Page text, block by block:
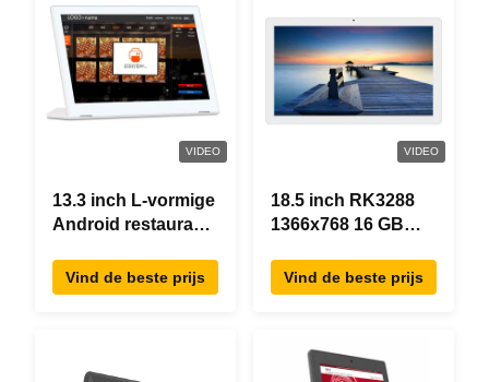
VIDEO
13.3 inch L-vormige
Android restaurant
1920×1080
touchscreen, WiFi
Vind de beste prijs
VIDEO
18.5 inch RK3288
1366x768 16 GB
One Android Tablet
Modern ontwerp
Vind de beste prijs